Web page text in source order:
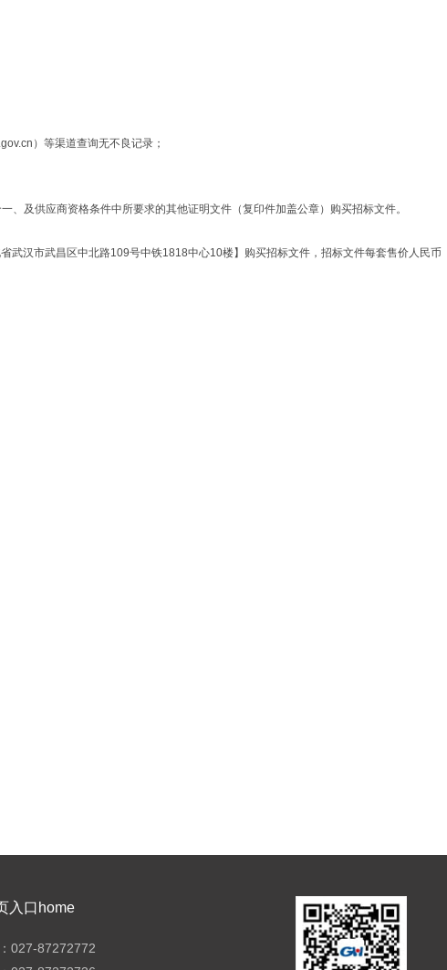
）等渠道查询无不良记录；
及供应商资格条件中所要求的其他证明文件（复印件加盖公章）购买招标文件。
汉市武昌区中北路109号中铁1818中心10楼】购买招标文件，招标文件每套售价人民币
入口home
027-87272772